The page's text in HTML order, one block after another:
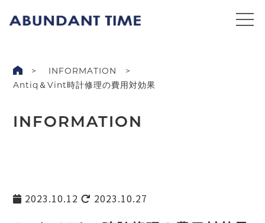
INFORMATION
Antiq＆Vint時計修理の費用対効果
INFORMATION
2023.10.12 2023.10.27